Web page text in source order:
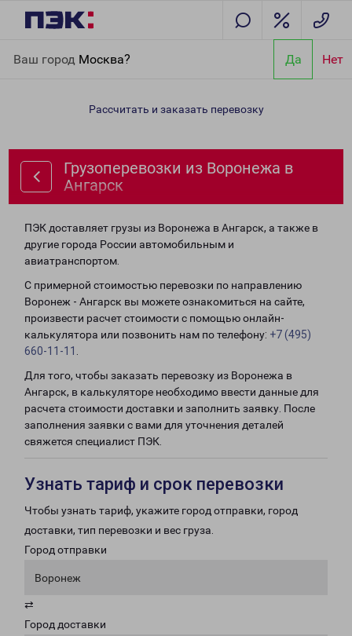
Ваш город Москва? Да Нет
Ангарск
Рассчитать и заказать перевозку
Грузоперевозки из Воронежа в
Ангарск
ПЭК доставляет грузы из Воронежа в Ангарск, а также в
другие города России автомобильным и
авиатранспортом.
С примерной стоимостью перевозки по направлению
Воронеж - Ангарск вы можете ознакомиться на сайте,
произвести расчет стоимости с помощью онлайн-
калькулятора или позвонить нам по телефону: +7 (495)
660-11-11
Для того, чтобы заказать перевозку из Воронежа в
Ангарск, в калькуляторе необходимо ввести данные для
расчета стоимости доставки и заполнить заявку. После
заполнения заявки с вами для уточнения деталей
свяжется специалист ПЭК.
Узнать тариф и срок перевозки
Чтобы узнать тариф, укажите город отправки, город
доставки, тип перевозки и вес груза.
Город отправки
Воронеж
⇄
Город доставки